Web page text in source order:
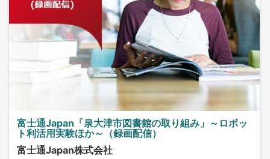
富士通Japan「泉大津市図書館の取り組み」～ロボッ
ト利活用実験ほか～（録画配信）
富士通Japan株式会社